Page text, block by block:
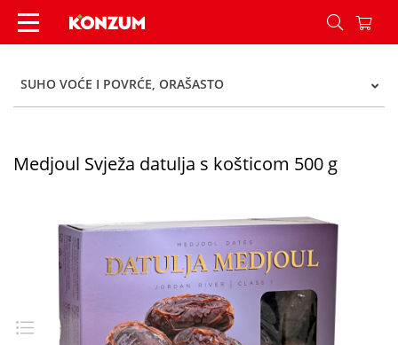
Medjoul Svježa datulja s košticom 500 g -
SUHO VOĆE I POVRĆE, ORAŠASTO
Medjoul Svježa datulja s košticom 500 g